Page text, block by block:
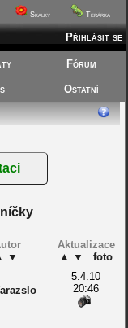
Skalky Terárka
Přihlásit se
Fórum
Ostatní
▼
Aktualizace
▲ ▼ foto
5.4.10
20:46